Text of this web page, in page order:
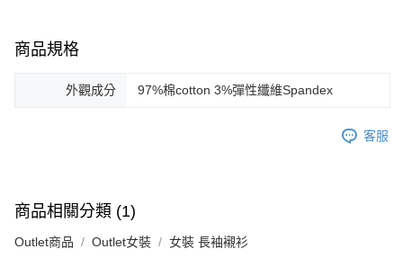
商品規格
外觀成分 97%棉cotton 3%彈性纖維Spandex
客服
商品相關分類 (1)
Outlet商品 Outlet女裝 女裝 長袖襯衫